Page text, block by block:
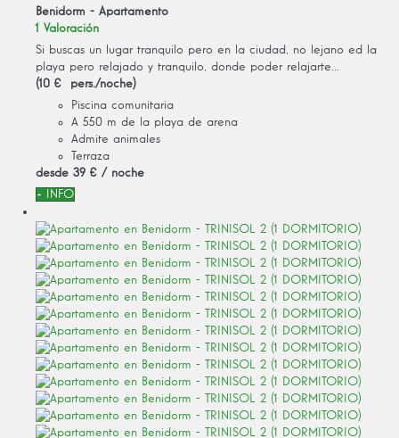
Benidorm - Apartamento
1 Valoración
Si buscas un lugar tranquilo pero en la ciudad, no lejano ed la
playa pero relajado y tranquilo, donde poder relajarte...
(10 € pers./noche)
Piscina comunitaria
A 550 m de la playa de arena
Admite animales
Terraza
desde 39 € / noche
+ INFO